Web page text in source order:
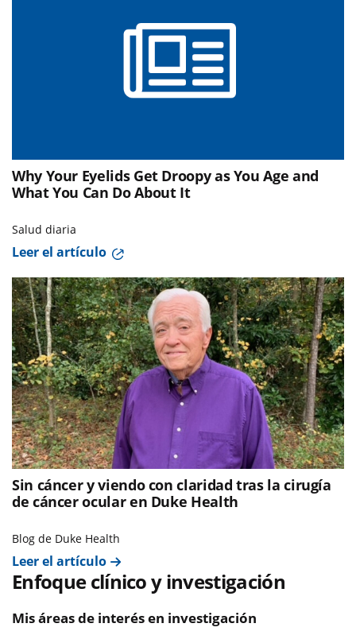
Why Your Eyelids Get Droopy as You Age and
What You Can Do About It
Salud diaria
Leer el artículo
Sin cáncer y viendo con claridad tras la cirugía
de cáncer ocular en Duke Health
Blog de Duke Health
Leer el artículo
Enfoque clínico y investigación
Mis áreas de interés en investigación